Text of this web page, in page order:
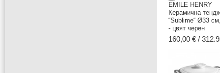
EMILE HENRY
Керамична
“Sublime“ Ø33
- цвят черен
160,00 € /